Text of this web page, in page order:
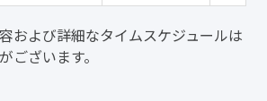
および詳細なタイムスケジュールは
ございます。